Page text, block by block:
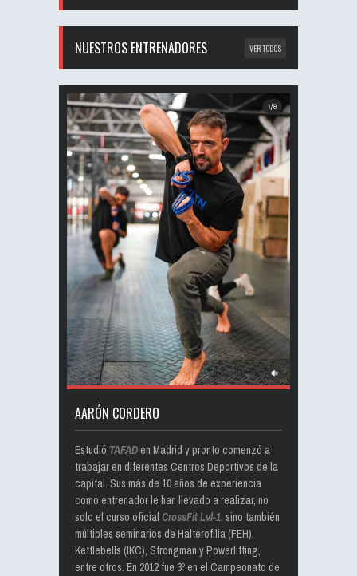
NUESTROS ENTRENADORES VER TODOS
AARÓN CORDERO
Estudió TAFAD en Madrid y pronto comenzó a
trabajar en diferentes Centros Deportivos de la
capital. Sus más de 10 años de experiencia
como entrenador le han llevado a realizar, no
solo el curso oficial CrossFit Lvl-1, sino también
múltiples seminarios de Halterofilia (FEH),
Kettlebells (IKC), Strongman y Powerlifting,
entre otros. En 2012 fue 3º en el Campeonato de